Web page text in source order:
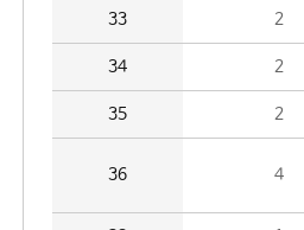
33 2
34 2
35 2
36 4